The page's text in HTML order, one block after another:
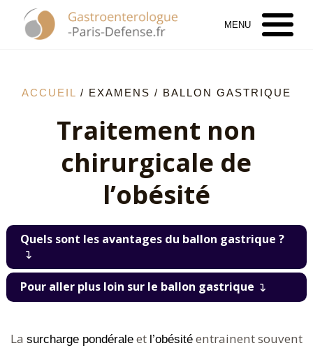
ACCUEIL / EXAMENS / BALLON GASTRIQUE
Traitement non
chirurgicale de
l’obésité
Quels sont les avantages du ballon gastrique ?
Pour aller plus loin sur le ballon gastrique
La surcharge pondéraleet l’obésitéentrainent souvent